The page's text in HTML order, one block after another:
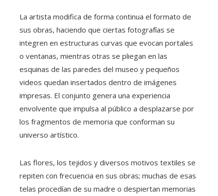
La artista modifica de forma continua el formato de
sus obras, haciendo que ciertas fotografías se
integren en estructuras curvas que evocan portales
o ventanas, mientras otras se pliegan en las
esquinas de las paredes del museo y pequeños
videos quedan insertados dentro de imágenes
impresas. El conjunto genera una experiencia
envolvente que impulsa al público a desplazarse por
los fragmentos de memoria que conforman su
universo artístico.
Las flores, los tejidos y diversos motivos textiles se
repiten con frecuencia en sus obras; muchas de esas
telas procedían de su madre o despiertan memorias